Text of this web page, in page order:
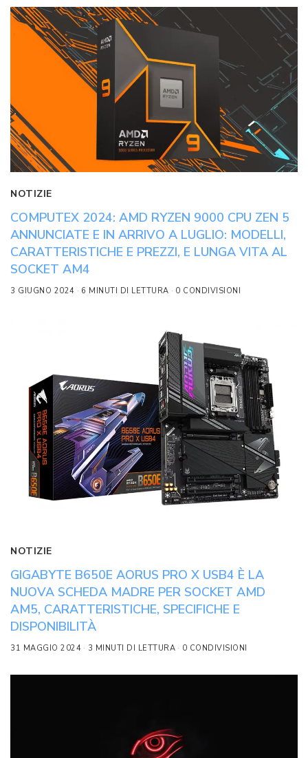
NOTIZIE
COMPUTEX 2024: AMD RYZEN 9000 CPU ZEN 5
ANNUNCIATE E IN ARRIVO A LUGLIO: MODELLI,
CARATTERISTICHE E PREZZI, E LUNGA VITA AL
SOCKET AM4
3 GIUGNO 2024 6 MINUTI DI LETTURA 0 CONDIVISIONI
NOTIZIE
GIGABYTE B650E AORUS PRO X USB4 È LA
NUOVA SCHEDA MADRE PER SOCKET AMD
AM5, CARATTERISTICHE, SPECIFICHE E
DISPONIBILITÀ
31 MAGGIO 2024 3 MINUTI DI LETTURA 0 CONDIVISIONI